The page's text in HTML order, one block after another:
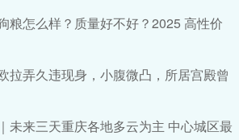
粮怎么样？质量好不好？2025 高性价
拉弄久违现身，小腹微凸，所居宫殿曾
未来三天重庆各地多云为主 中心城区最